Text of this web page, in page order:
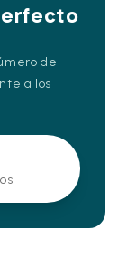
de
a los